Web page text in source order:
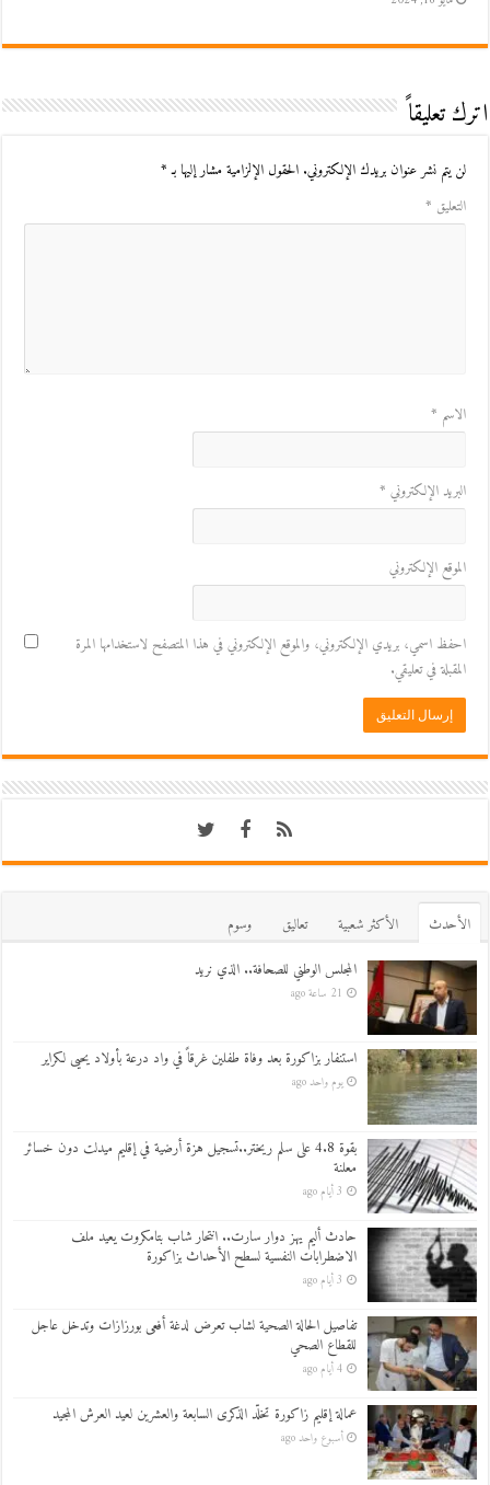
اترك تعليقاً
لن يتم نشر عنوان بريدك الإلكتروني. الحقول الإلزامية مشار إليها بـ*
التعليق *
الاسم *
البريد الإلكتروني *
الموقع الإلكتروني
احفظ اسمي، بريدي الإلكتروني، والموقع الإلكتروني في هذا المتصفح لاستخدامها المرة
المقبلة في تعليقي.
اﻷحدث اﻷكثر شعبية تعاليق
وسوم
المجلس الوطني للصحافة.. الذي نريد
21 ساعة ago
استنفار بزاكورة بعد وفاة طفلين غرقاً في واد درعة بأولاد يحيى لكراير
يوم واحد ago
بقوة 4.8 على سلم ريختر..تسجيل هزة أرضية في إقليم ميدلت دون خسائر
معلنة
3 أيام ago
حادث أليم يهز دوار سارت.. انتحار شاب بتامكروت يعيد ملف
الاضطرابات النفسية لسطح الأحداث بزاكورة
3 أيام ago
تفاصيل الحالة الصحية لشاب تعرض لدغة أفعى بورزازات وتدخل عاجل
للقطاع الصحي
4 أيام ago
عمالة إقليم زاكورة تخلّد الذكرى السابعة والعشرين لعيد العرش المجيد
أسبوع واحد ago